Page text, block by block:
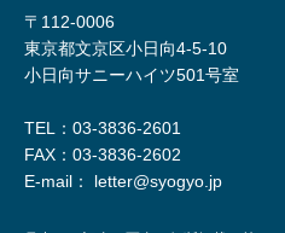
本規約と個別規約または追加
規約または追加規約が優先し
４．当社は、利用者に事前の
できるものとします。この場
〒112-0006
東京都文京区小日向4-5-10
小日向サニーハイツ501号室
TEL：03-3836-2601
FAX： 03-3836-2602
E-mail： letter@syogyo.jp